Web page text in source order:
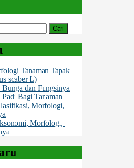
Tanaman Tapak
scaber L)
dan Fungsinya
Bagi Tanaman
Morfologi,
Morfologi,